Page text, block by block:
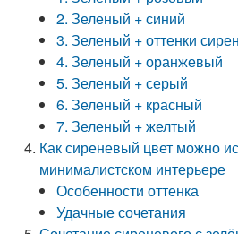
2. Зеленый + синий
3. Зеленый + оттенки
4. Зеленый + оранжевый
5. Зеленый + серый
6. Зеленый + красный
7. Зеленый + желтый
Как сиреневый цвет можно
минималистском интерьере
Особенности оттенка
Удачные сочетания